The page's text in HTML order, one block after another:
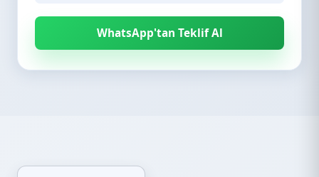
WhatsApp'tan Teklif Al